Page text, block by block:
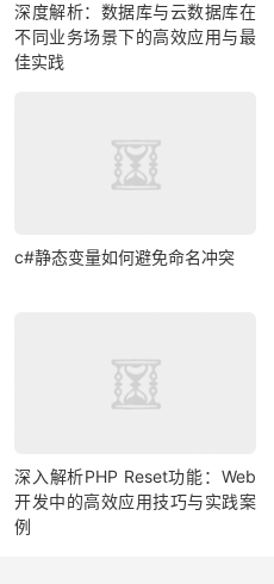
深度解析：数据库与云数据库在
不同业务场景下的高效应用与最
佳实践
c#静态变量如何避免命名冲突
深入解析PHP Reset功能：Web
开发中的高效应用技巧与实践案
例